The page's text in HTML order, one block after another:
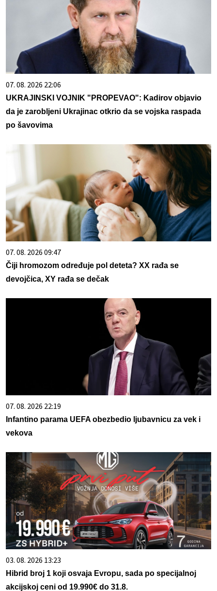
07. 08. 2026 22:06
UKRAJINSKI VOJNIK "PROPEVAO": Kadirov objavio
da je zarobljeni Ukrajinac otkrio da se vojska raspada
po šavovima
07. 08. 2026 09:47
Čiji hromozom određuje pol deteta? XX rađa se
devojčica, XY rađa se dečak
07. 08. 2026 22:19
Infantino parama UEFA obezbedio ljubavnicu za vek i
vekova
03. 08. 2026 13:23
Hibrid broj 1 koji osvaja Evropu, sada po specijalnoj
akcijskoj ceni od 19.990€ do 31.8.